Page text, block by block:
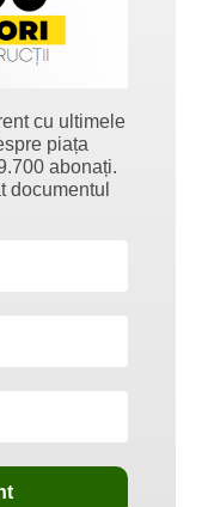
cu ultimele
piața
abonați.
documentul